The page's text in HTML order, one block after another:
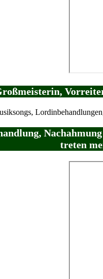
treten